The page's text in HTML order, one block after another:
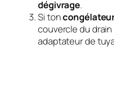
dégivrage.
Si ton
couvercle du
adaptateur de